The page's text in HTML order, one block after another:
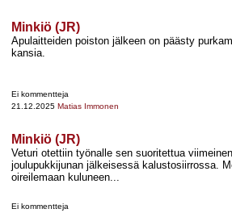
Minkiö (JR)
Apulaitteiden poiston jälkeen on päästy
kansia.
Ei kommentteja
21.12.2025 Matias Immonen
Minkiö (JR)
Veturi otettiin työnalle sen suoritettua
joulupukkijunan jälkeisessä kalustosiirrossa.
oireilemaan kuluneen...
Ei kommentteja